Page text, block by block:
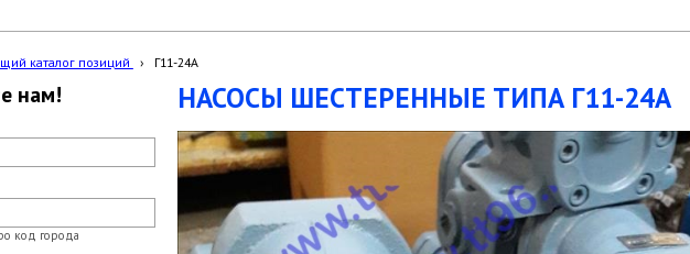
каталог позиций › Г11-24А
нам!
код города
НАСОСЫ ШЕСТЕРЕННЫЕ ТИПА Г11-24А